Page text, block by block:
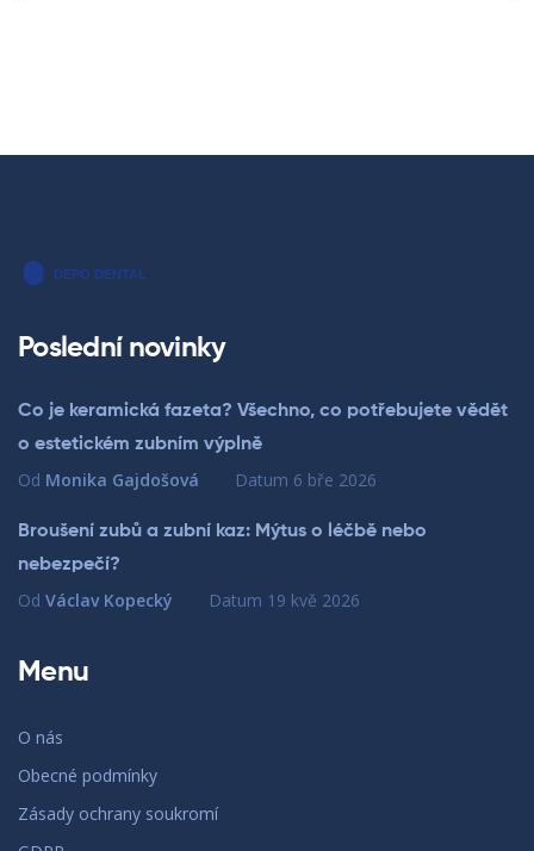
Poslední novinky
Co je keramická fazeta? Všechno, co potřebujete vědět
o estetickém zubním výplně
Od Monika Gajdošová Datum 6 bře 2026
Broušení zubů a zubní kaz: Mýtus o léčbě nebo
nebezpečí?
Od Václav Kopecký Datum 19 kvě 2026
Menu
O nás
Obecné podmínky
Zásady ochrany soukromí